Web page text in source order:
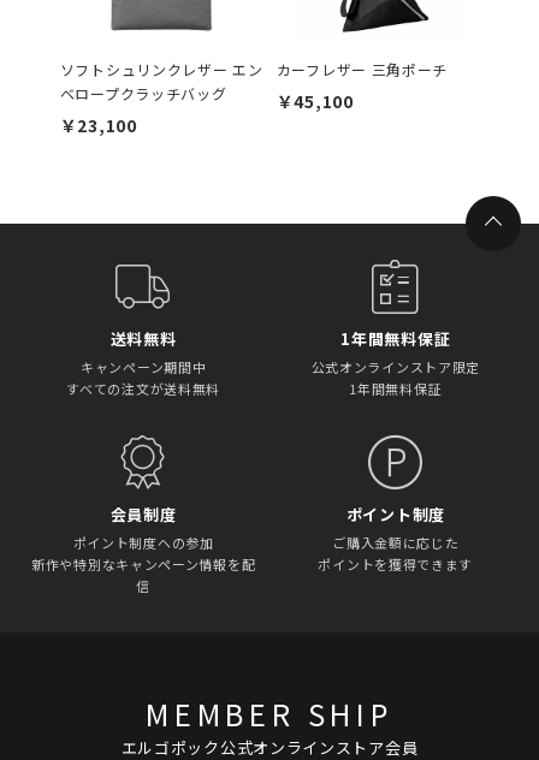
ソフトシュリンクレザー エン
ベロープクラッチバッグ
￥23,100
カーフレザー 三角ポーチ
￥45,100
送料無料
キャンペーン期間中
すべての注文が送料無料
1年間無料保証
公式オンラインストア限定
1年間無料保証
会員制度
ポイント制度への参加
新作や特別なキャンペーン情報を配
信
ポイント制度
ご購入金額に応じた
ポイントを獲得できます
MEMBER SHIP
エルゴポック公式オンラインストア会員